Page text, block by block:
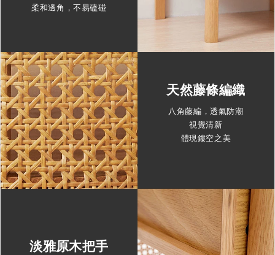
柔和邊角，不易磕碰
天然藤條編織
八角藤編，透氣防潮
視覺清新
體現鏤空之美
淡雅原木把手